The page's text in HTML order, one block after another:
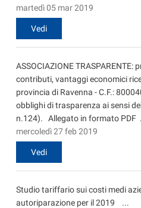
martedì 05 mar 2019
Vedi
ASSOCIAZIONE
contributi, vantaggi economici
provincia di Ravenna - C.F.:
obblighi di trasparenza ai sensi
n.124). Allegato in formato PDF
mercoledì 27 feb 2019
Vedi
Studio tariffario sui costi medi
autoriparazione per il 2019 ...